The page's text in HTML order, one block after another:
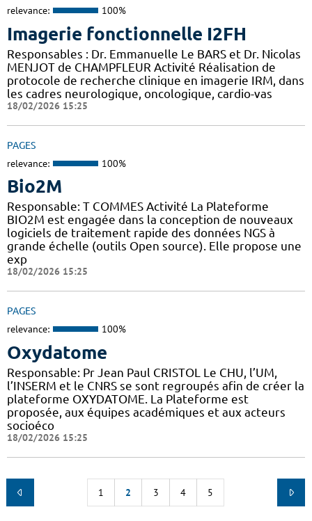
relevance: 100%
Imagerie fonctionnelle I2FH
Responsables : Dr. Emmanuelle Le BARS et Dr. Nicolas
MENJOT de CHAMPFLEUR Activité Réalisation de
protocole de recherche clinique en imagerie IRM, dans
les cadres neurologique, oncologique, cardio-vas
18/02/2026 15:25
PAGES
relevance: 100%
Bio2M
Responsable: T COMMES Activité La Plateforme
BIO2M est engagée dans la conception de nouveaux
logiciels de traitement rapide des données NGS à
grande échelle (outils Open source). Elle propose une
exp
18/02/2026 15:25
PAGES
relevance: 100%
Oxydatome
Responsable: Pr Jean Paul CRISTOL Le CHU, l’UM,
l’INSERM et le CNRS se sont regroupés afin de créer la
plateforme OXYDATOME. La Plateforme est
proposée, aux équipes académiques et aux acteurs
socioéco
18/02/2026 15:25
1 2 3 4 5